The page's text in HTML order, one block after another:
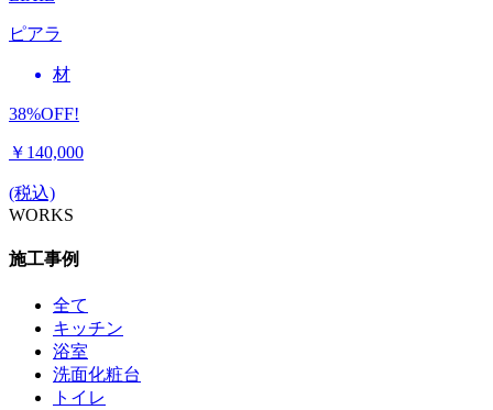
ピアラ
材
38%OFF!
￥140,000
(税込)
WORKS
施工事例
全て
キッチン
浴室
洗面化粧台
トイレ